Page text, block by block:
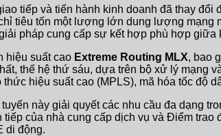
tiếp và tiến hành kinh doanh đã thay đổi
tiêu tốn một lượng lớn dung lượng mạng
pháp cung cấp sự kết hợp phù hợp
hiệu suất cao Extreme Routing MLX, bao
thế hệ thứ sáu, dựa trên bộ xử lý mạng
thức hiệu suất cao (MPLS), mã hóa tốc độ
này giải quyết các nhu cầu đa dạng
của nhà cung cấp dịch vụ và Điểm
di động.